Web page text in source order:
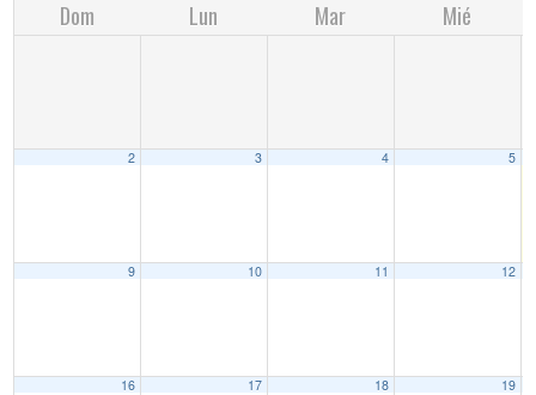
Dom Lun Mar Mié
2 3 4 5
9 10 11 12
16 17 18 19